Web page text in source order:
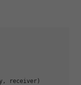
receiver)